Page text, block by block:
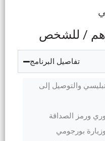
/ للشخص
تفاصيل البرنامج
والتوصيل إلى
ورمز الصداقة
بورجومي